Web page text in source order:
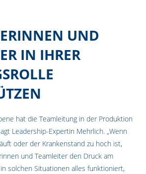
UND
IN IHRER
hat die Teamleitung in der Produktion
Leadership-Expertin Mehrlich. „Wenn
oder der Krankenstand zu hoch ist,
und Teamleiter den Druck am
solchen Situationen alles funktioniert,